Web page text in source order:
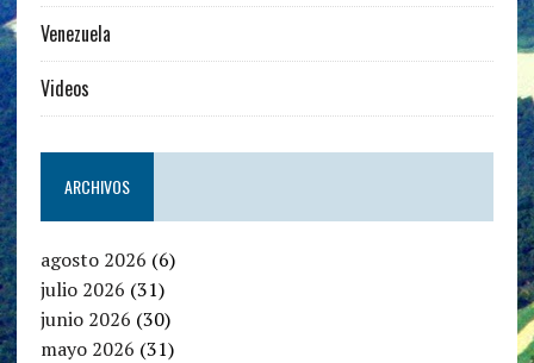
Venezuela
Videos
ARCHIVOS
agosto 2026 (6)
julio 2026 (31)
junio 2026 (30)
mayo 2026 (31)